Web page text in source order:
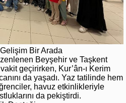
Bir Arada
Beyşehir ve Taşkent
geçirirken, Kur’ân-ı Kerim
da yaşadı. Yaz tatilinde hem
havuz etkinlikleriyle
da pekiştirdi.